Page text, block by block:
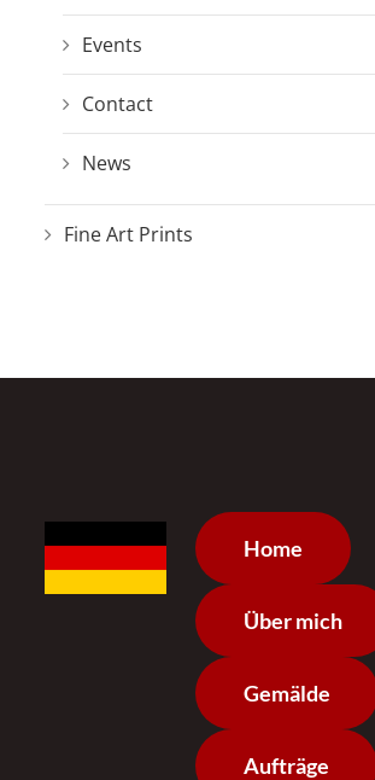
Events
Contact
News
Fine Art Prints
Home
Über mich
Gemälde
Aufträge